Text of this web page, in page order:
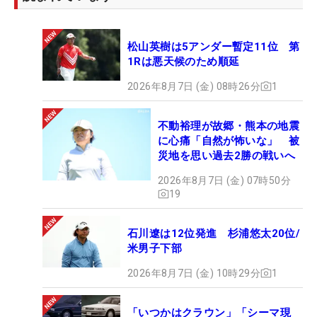
松山英樹は5アンダー暫定11位 第
1Rは悪天候のため順延
2026年8月7日 (金) 08時26分 1
不動裕理が故郷・熊本の地震
に心痛「自然が怖いな」 被
災地を思い過去2勝の戦いへ
2026年8月7日 (金) 07時50分
19
石川遼は12位発進 杉浦悠太20位/
米男子下部
2026年8月7日 (金) 10時29分 1
「いつかはクラウン」「シーマ現